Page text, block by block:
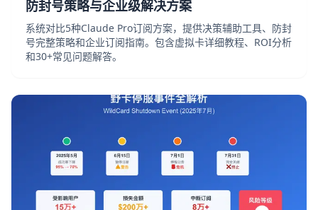
防封号策略与企业级解决方案
系统对比5种Claude Pro订阅方案，提供决策辅助工具、防封
号完整策略和企业订阅指南。包含虚拟卡详细教程、ROI分析
和30+常见问题解答。